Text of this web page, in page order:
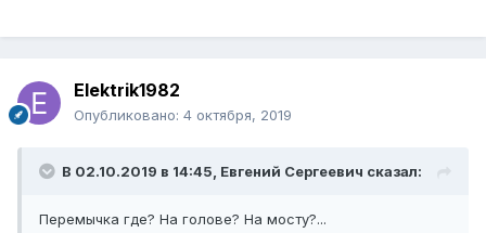
Elektrik1982
Опубликовано: 4 октября, 2019
В 02.10.2019 в 14:45, Евгений Сергеевич сказал:
Перемычка где? На голове? На мосту?...